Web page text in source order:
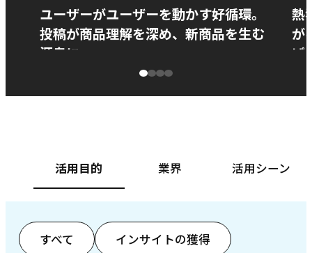
ユーザーがユーザーを動かす好循環。
投稿が商品理解を深め、新商品を生む
源泉に
熱
が
ぱ
活用目的 業界 活用シーン
すべて インサイトの獲得